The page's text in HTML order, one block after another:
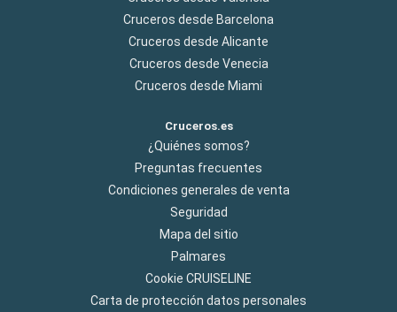
Cruceros desde Barcelona
Cruceros desde Alicante
Cruceros desde Venecia
Cruceros desde Miami
Cruceros.es
¿Quiénes somos?
Preguntas frecuentes
Condiciones generales de venta
Seguridad
Mapa del sitio
Palmares
Cookie CRUISELINE
Carta de protección datos personales